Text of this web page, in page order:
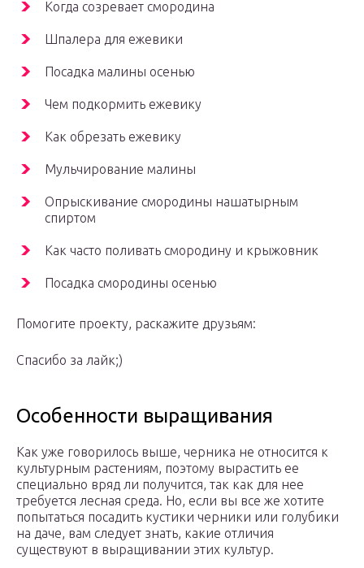
Когда созревает смородина
Шпалера для ежевики
Посадка малины осенью
Чем подкормить ежевику
Как обрезать ежевику
Мульчирование малины
Опрыскивание смородины нашатырным
спиртом
Как часто поливать смородину и крыжовник
Посадка смородины осенью
Помогите проекту, раскажите друзьям:
Спасибо за лайк;)
Особенности выращивания
Как уже говорилось выше, черника не относится к
культурным растениям, поэтому вырастить ее
специально вряд ли получится, так как для нее
требуется лесная среда. Но, если вы все же хотите
попытаться посадить кустики черники или голубики
на даче, вам следует знать, какие отличия
существуют в выращивании этих культур.